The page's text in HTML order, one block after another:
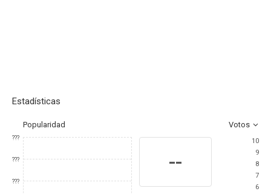
Estadísticas
Popularidad Votos
???
???
???
--
10
9
8
7
6